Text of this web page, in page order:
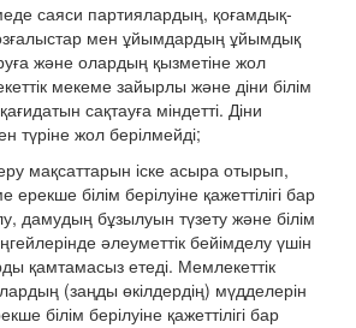
саяси партиялардың, қоғамдық-
мен ұйымдардың ұйымдық
және олардың қызметіне жол
мекеме зайырлы және діни білім
сақтауға міндетті. Діни
түріне жол берілмейді;
мақсаттарын іске асыра отырып,
ерекше білім берілуіне қажеттілігі бар
дамудың бұзылуын түзету және білім
әлеуметтік бейімделу үшін
қамтамасыз етеді. Мемлекеттік
(заңды өкілдердің) мүдделерін
білім берілуіне қажеттілігі бар